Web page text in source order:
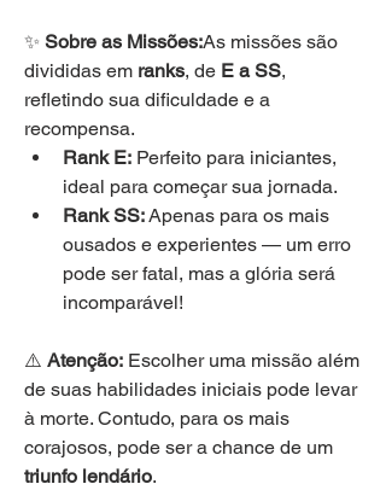
✨ Sobre as Missões:As missões são
divididas em ranks, de E a SS,
refletindo sua dificuldade e a
recompensa.
Rank E: Perfeito para iniciantes,
ideal para começar sua jornada.
Rank SS: Apenas para os mais
ousados e experientes — um erro
pode ser fatal, mas a glória será
incomparável!
⚠️ Atenção: Escolher uma missão além
de suas habilidades iniciais pode levar
à morte. Contudo, para os mais
triunfo lendário.